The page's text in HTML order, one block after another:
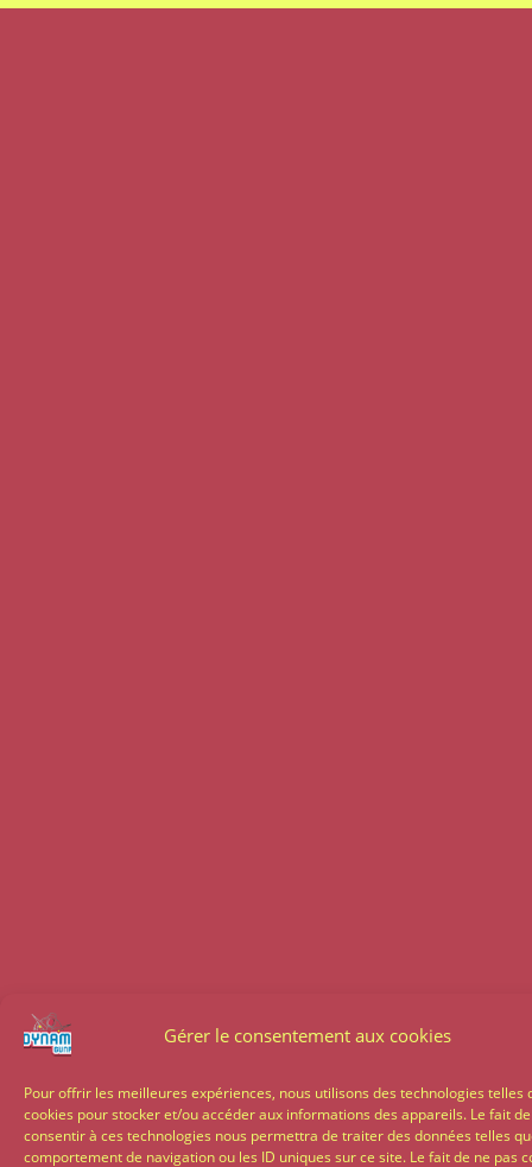
Gérer le consentement aux cookies
Pour offrir les meilleures expériences, nous utilisons des technologies telles
cookies pour stocker et/ou accéder aux informations des appareils. Le fait de
consentir à ces technologies nous permettra de traiter des données telles
comportement de navigation ou les ID uniques sur ce site. Le fait de ne pas